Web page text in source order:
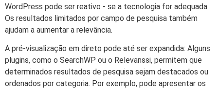
WordPress pode ser reativo - se a tecnologia for adequada.
Os resultados limitados por campo de pesquisa também
ajudam a aumentar a relevância.
A pré-visualização em direto pode até ser expandida: Alguns
plugins, como o SearchWP ou o Relevanssi, permitem que
determinados resultados de pesquisa sejam destacados ou
ordenados por categoria. Por exemplo, pode apresentar os